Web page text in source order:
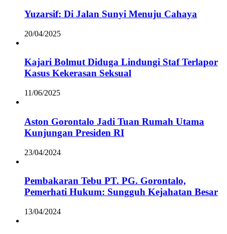
Yuzarsif: Di Jalan Sunyi Menuju Cahaya
20/04/2025
Kajari Bolmut Diduga Lindungi Staf Terlapor
Kasus Kekerasan Seksual
11/06/2025
Aston Gorontalo Jadi Tuan Rumah Utama
Kunjungan Presiden RI
23/04/2024
Pembakaran Tebu PT. PG. Gorontalo,
Pemerhati Hukum: Sungguh Kejahatan Besar
13/04/2024